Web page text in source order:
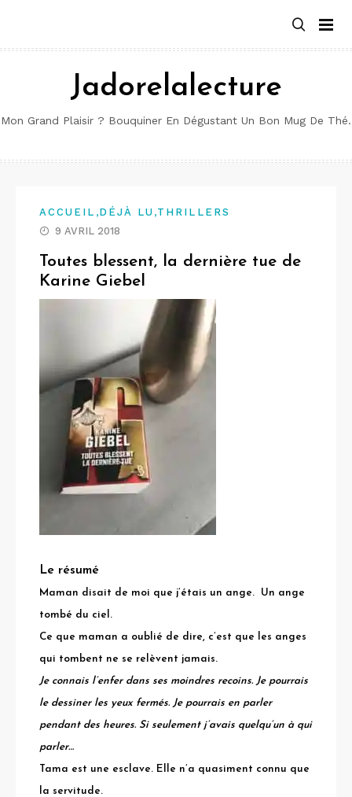
contenu
Jadorelalecture
Mon Grand Plaisir ? Bouquiner En Dégustant Un Bon Mug De Thé.
ACCUEIL ,DÉJÀ LU ,THRILLERS
9 AVRIL 2018
Toutes blessent, la dernière tue de
Karine Giebel
Le résumé
Maman disait de moi que j’étais un ange. Un ange
tombé du ciel.
Ce que maman a oublié de dire, c’est que les anges
qui tombent ne se relèvent jamais.
Je connais l’enfer dans ses moindres recoins. Je pourrais
le dessiner les yeux fermés. Je pourrais en parler
pendant des heures. Si seulement j’avais quelqu’un à qui
parler…
Tama est une esclave. Elle n’a quasiment connu que
la servitude.